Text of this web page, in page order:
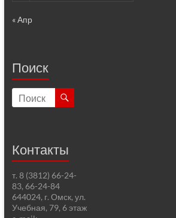
« Апр
Поиск
Контакты
т. 8 (3812) 66-24-
83, 66-24-84
644024, г. Омск, ул.
Учебная, 79, 6 этаж